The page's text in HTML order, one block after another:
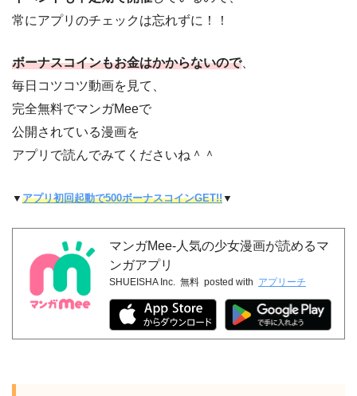
常にアプリのチェックは忘れずに！！
ボーナスコインもお金はかからないので、
毎日コツコツ動画を見て、
完全無料でマンガMeeで
公開されている漫画を
アプリで読んでみてくださいね＾＾
▼ アプリ初回起動で500ボーナスコインGET!!▼
マンガMee-人気の少女漫画が読めるマ
ンガアプリ
SHUEISHA Inc. 無料 posted with アプリーチ